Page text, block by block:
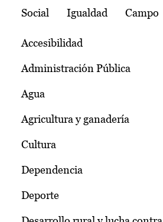
Social Igualdad Campo
Accesibilidad
Administración Pública
Agua
Agricultura y ganadería
Cultura
Dependencia
Deporte